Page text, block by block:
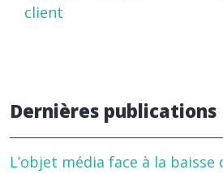
client
Dernières publications
L’objet média face à la baisse